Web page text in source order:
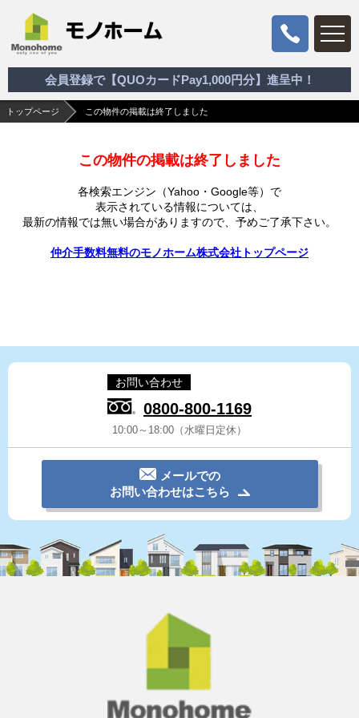
会員登録で【QUOカードPay1,000円分】進呈中！
トップページ この物件の掲載は終了しました
この物件の掲載は終了しました
各検索エンジン（Yahoo・Google等）で
表示されている情報については、
最新の情報では無い場合がありますので、 予めご了承下さい。
仲介手数料無料のモノホーム株式会社トップページ
お問い合わせ
0800-800-1169
10:00～18:00（水曜日定休）
メールでの
お問い合わせはこちら